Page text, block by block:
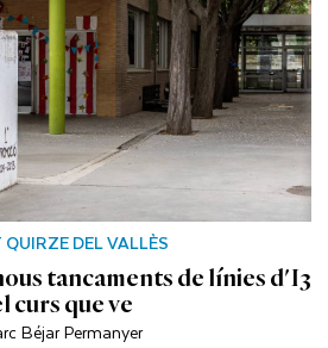
DEL VALLÈS
tancaments de línies d'I3
curs que ve
Béjar Permanyer